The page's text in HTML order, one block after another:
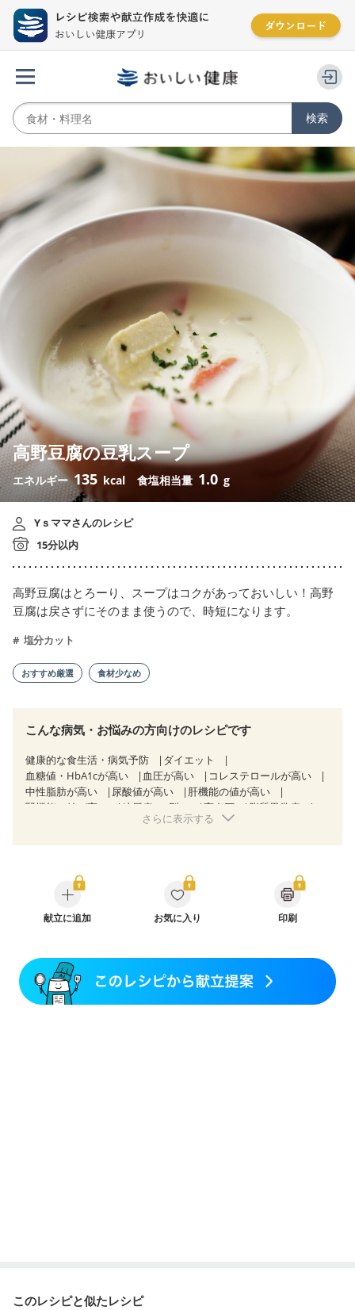
高野豆腐の豆乳スープ
エネルギー135 kcal 食塩相当量 1.0 g
Yｓママさんのレシピ
15分以内
高野豆腐はとろーり、スープはコクがあっておいしい！高野
豆腐は戻さずにそのまま使うので、時短になります。
塩分カット
おすすめ厳選 食材少なめ
こんな病気・お悩みの方向けのレシピです
健康的な食生活・病気予防
ダイエット
血糖値・HbA1cが高い
血圧が高い
コレステロールが高い
中性脂肪が高い
尿酸値が高い
肝機能の値が高い
腎機能の値が高い
糖尿病（2型） 高血圧
脂質異常症
狭心症 心筋梗塞
CKD（ステージ１）
CKD（ステージ２）
乳がん（抗がん剤治療中）
乳がん（ホルモン療法中）
乳がん（放射線治療中）
妊婦健診・血圧が気になる（初期）
妊婦健診・血糖値が気になる（初期）
妊娠高血圧(中期)
妊娠糖尿病(初期)
さらに表示する
献立に追加 お気に入り 印刷
このレシピと似たレシピ